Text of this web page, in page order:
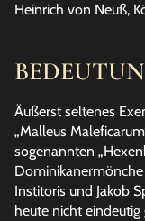
Heinrich von Neuß,
Äußerst seltenes
„Malleus
sogenannten
Institoris und Jakob
heute nicht